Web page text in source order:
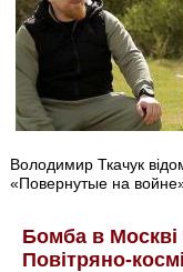
Володимир Ткачук
«Повернутые на
Бомба в Москві
Повітряно-